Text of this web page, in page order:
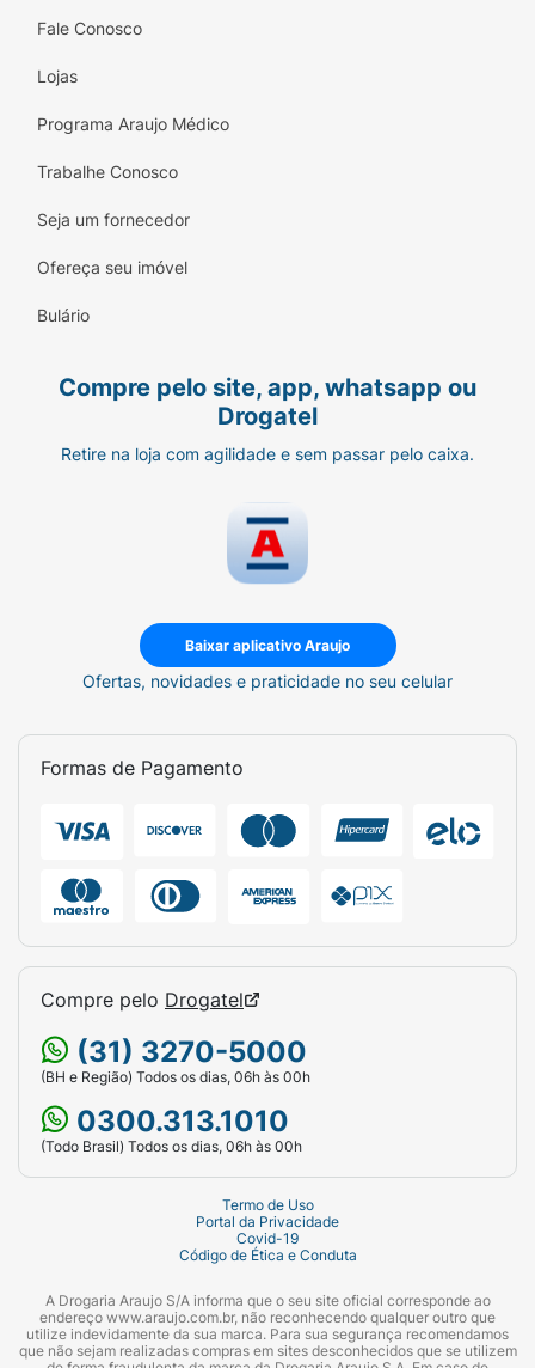
das crianças.
Fale Conosco
Lojas
Programa Araujo Médico
Trabalhe Conosco
Seja um fornecedor
Ofereça seu imóvel
Bulário
Compre pelo site, app, whatsapp ou
Drogatel
Retire na loja com agilidade e sem passar pelo caixa.
Baixar aplicativo Araujo
Ofertas, novidades e praticidade no seu celular
Formas de Pagamento
Compre pelo Drogatel
(31) 3270-5000
(BH e Região) Todos os dias, 06h às 00h
0300.313.1010
(Todo Brasil) Todos os dias, 06h às 00h
Termo de Uso
Portal da Privacidade
Covid-19
Código de Ética e Conduta
A Drogaria Araujo S/A informa que o seu site oficial corresponde ao
endereço www.araujo.com.br, não reconhecendo qualquer outro que
utilize indevidamente da sua marca. Para sua segurança recomendamos
que não sejam realizadas compras em sites desconhecidos que se utilizem